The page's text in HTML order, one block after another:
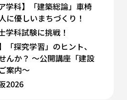
学科】「建築総論」車椅
に優しいまちづくり！
学科試験に挑戦！
「探究学習」のヒント、
んか？ 〜公開講座「建設
案内〜
2026